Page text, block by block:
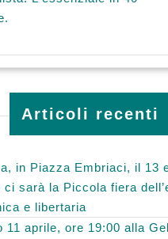
Articoli recenti
in Piazza Embriaci, il 13
ci sarà la Piccola fiera
e libertaria
11 aprile, ore 19:00 alla